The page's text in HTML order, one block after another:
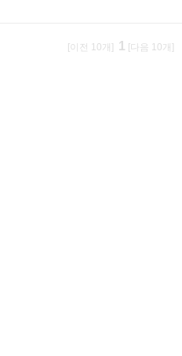
[이전 10개] 1 [다음 10개]